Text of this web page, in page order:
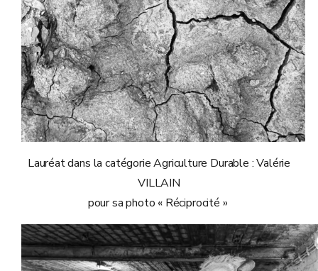
Lauréat dans la catégorie Agriculture Durable : Valérie
VILLAIN
pour sa photo « Réciprocité »